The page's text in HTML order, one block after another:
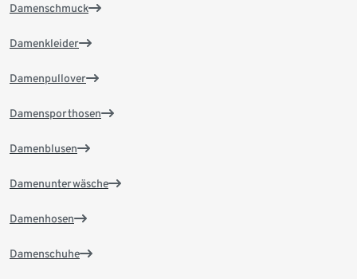
Damenschmuck
Damenkleider
Damenpullover
Damensporthosen
Damenblusen
Damenunterwäsche
Damenhosen
Damenschuhe